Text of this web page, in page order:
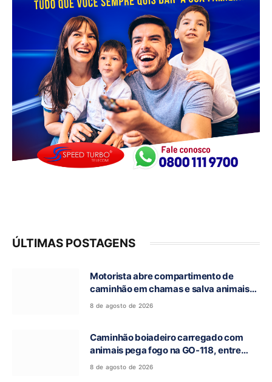
ÚLTIMAS POSTAGENS
Motorista abre compartimento de
caminhão em chamas e salva animais
na GO-118, entre Campos Belos e Monte
8 de agosto de 2026
Caminhão boiadeiro carregado com
animais pega fogo na GO-118, entre
Campos Belos e Monte Alegre de Goiás
8 de agosto de 2026